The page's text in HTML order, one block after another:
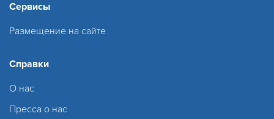
Сервисы
Размещение на сайте
Справки
О нас
Пресса о нас